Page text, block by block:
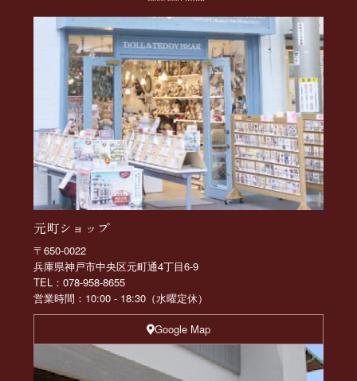
元町ショップ
〒650-0022
兵庫県神戸市中央区元町通4丁目6-9
TEL：078-958-8655
営業時間：10:00 - 18:30（水曜定休）
Google Map